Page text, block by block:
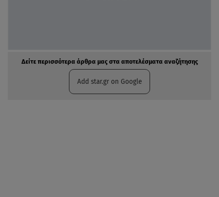
Δείτε περισσότερα άρθρα μας στα αποτελέσματα αναζήτησης
Add star.gr on Google